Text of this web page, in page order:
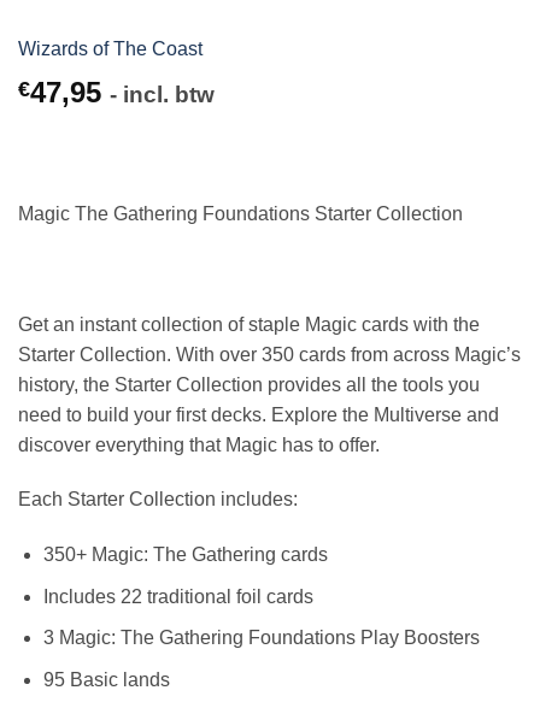
Wizards of The Coast
€47,95 - incl. btw
Magic The Gathering Foundations Starter Collection
Get an instant collection of staple Magic cards with the
Starter Collection. With over 350 cards from across Magic’s
history, the Starter Collection provides all the tools you
need to build your first decks. Explore the Multiverse and
discover everything that Magic has to offer.
Each Starter Collection includes:
350+ Magic: The Gathering cards
Includes 22 traditional foil cards
3 Magic: The Gathering Foundations Play Boosters
95 Basic lands